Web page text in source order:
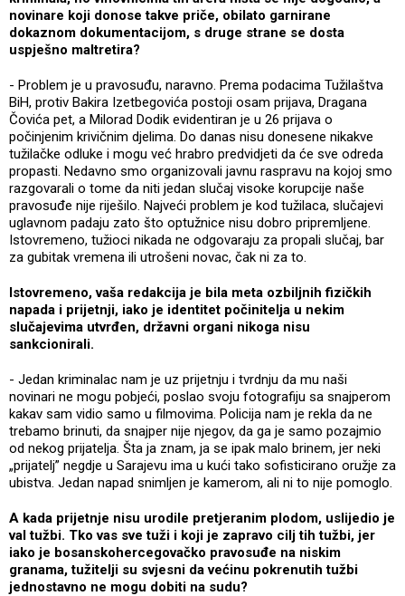
novinare koji donose takve priče, obilato garnirane
dokaznom dokumentacijom, s druge strane se dosta
uspješno maltretira?
- Problem je u pravosuđu, naravno. Prema podacima Tužilaštva
BiH, protiv Bakira Izetbegovića postoji osam prijava, Dragana
Čovića pet, a Milorad Dodik evidentiran je u 26 prijava o
počinjenim krivičnim djelima. Do danas nisu donesene nikakve
tužilačke odluke i mogu već hrabro predvidjeti da će sve odreda
propasti. Nedavno smo organizovali javnu raspravu na kojoj smo
razgovarali o tome da niti jedan slučaj visoke korupcije naše
pravosuđe nije riješilo. Najveći problem je kod tužilaca, slučajevi
uglavnom padaju zato što optužnice nisu dobro pripremljene.
Istovremeno, tužioci nikada ne odgovaraju za propali slučaj, bar
za gubitak vremena ili utrošeni novac, čak ni za to.
Istovremeno, vaša redakcija je bila meta ozbiljnih fizičkih
napada i prijetnji, iako je identitet počinitelja u nekim
slučajevima utvrđen, državni organi nikoga nisu
sankcionirali.
- Jedan kriminalac nam je uz prijetnju i tvrdnju da mu naši
novinari ne mogu pobjeći, poslao svoju fotografiju sa snajperom
kakav sam vidio samo u filmovima. Policija nam je rekla da ne
trebamo brinuti, da snajper nije njegov, da ga je samo pozajmio
od nekog prijatelja. Šta ja znam, ja se ipak malo brinem, jer neki
„prijatelj” negdje u Sarajevu ima u kući tako sofisticirano oružje za
ubistva. Jedan napad snimljen je kamerom, ali ni to nije pomoglo.
A kada prijetnje nisu urodile pretjeranim plodom, uslijedio je
val tužbi. Tko vas sve tuži i koji je zapravo cilj tih tužbi, jer
iako je bosanskohercegovačko pravosuđe na niskim
granama, tužitelji su svjesni da većinu pokrenutih tužbi
jednostavno ne mogu dobiti na sudu?